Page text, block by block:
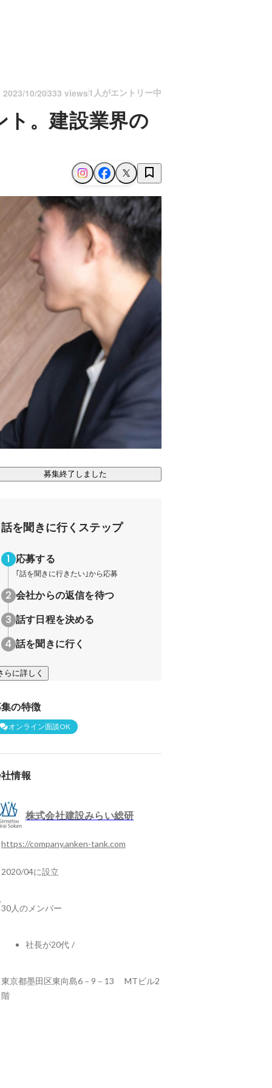
2023/10/20333 views1人がエントリー中
。建設業界の
募集終了しました
話を聞きに行くステップ
応募する
｢話を聞きに行きたい｣から応募
会社からの返信を待つ
話す日程を決める
話を聞きに行く
らに詳しく
の特徴
オンライン面談OK
情報
株式会社建設みらい総研
https://company.anken-tank.com
2020/04に設立
30人のメンバー
社長が20代 /
東京都墨田区東向島6－9－13 MTビル2
階